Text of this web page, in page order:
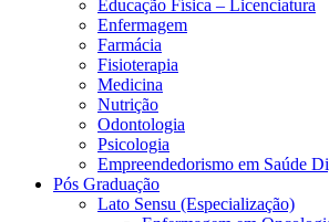
Educação Física – Licenciatura
Enfermagem
Farmácia
Fisioterapia
Medicina
Nutrição
Odontologia
Psicologia
Empreendedorismo em Saúde
Pós Graduação
Lato Sensu (Especialização)